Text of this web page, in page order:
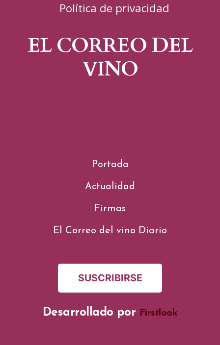
Política de privacidad
EL CORREO DEL
VINO
Portada
Actualidad
Firmas
El Correo del vino Diario
SUSCRIBIRSE
Desarrollado por Firstlook